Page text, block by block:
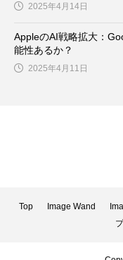
2025年4月14日
AppleのAI戦略拡大：
能性あるか？
2025年4月11日
Top Image Wand